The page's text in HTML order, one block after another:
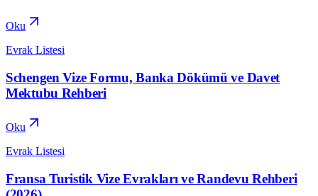
Oku
Evrak Listesi
Schengen Vize Formu, Banka Dökümü ve Davet
Mektubu Rehberi
Oku
Evrak Listesi
Fransa Turistik Vize Evrakları ve Randevu Rehberi